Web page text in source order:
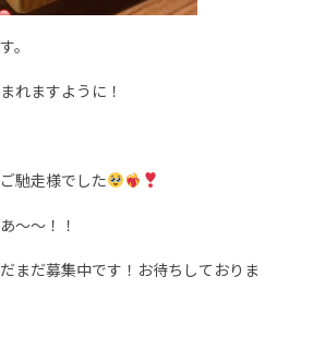
。
れますように！
馳走様でした
～～！！
まだ募集中です！お待ちしておりま